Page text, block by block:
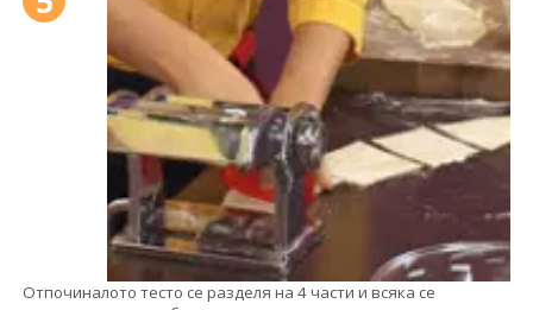
Отпочиналото тесто се разделя на 4 части и всяка се